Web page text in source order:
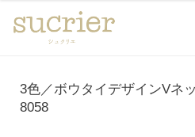
3色／ボウタイデザインVネ
8058